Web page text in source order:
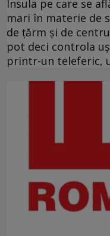
Insula pe care se
mari în materie de
de ţărm şi de
pot deci controla
printr-un teleferic,